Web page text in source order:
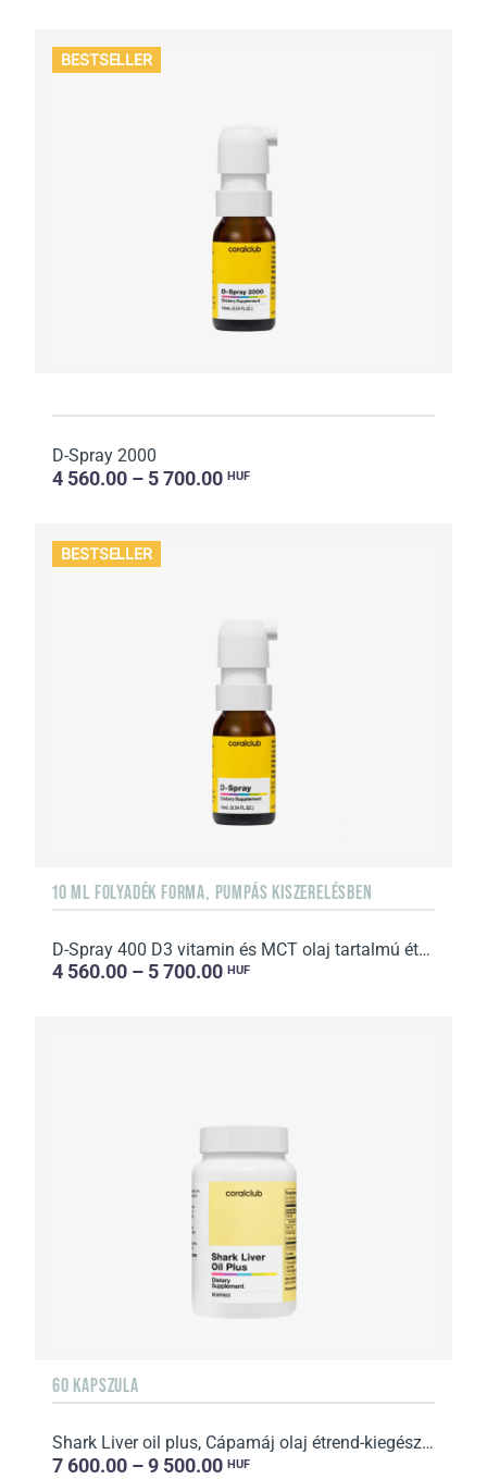
BESTSELLER
D-Spray 2000
4 560.00 – 5 700.00 HUF
BESTSELLER
10 ML FOLYADÉK FORMA, PUMPÁS KISZERELÉSBEN
D-Spray 400 D3 vitamin és MCT olaj tartalmú étrend-kiegészítő
4 560.00 – 5 700.00 HUF
60 KAPSZULA
Shark Liver oil plus, Cápamáj olaj étrend-kiegészítő
7 600.00 – 9 500.00 HUF